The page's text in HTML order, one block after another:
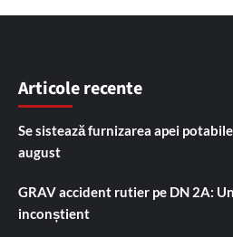
Articole recente
Se sistează furnizarea apei
august
GRAV accident rutier pe DN 2A:
inconștient